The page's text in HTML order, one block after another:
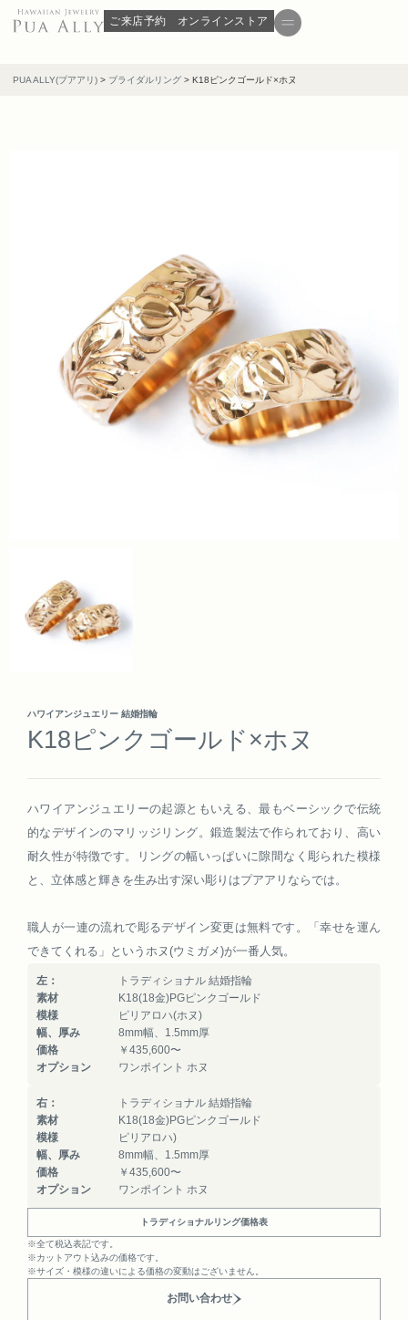
ご来店予約 オンラインストア
PUA ALLY(プアアリ) > ブライダルリング > K18ピンクゴールド×ホヌ
ハワイアンジュエリー 結婚指輪
K18ピンクゴールド×ホヌ
ハワイアンジュエリーの起源ともいえる、最もベーシックで伝統
的なデザインのマリッジリング。鍛造製法で作られており、高い
耐久性が特徴です。リングの幅いっぱいに隙間なく彫られた模様
と、立体感と輝きを生み出す深い彫りはプアアリならでは。
職人が一連の流れで彫るデザイン変更は無料です。「幸せを運ん
できてくれる」というホヌ(ウミガメ)が一番人気。
左：
トラディショナル 結婚指輪
素材
K18(18金)PGピンクゴールド
模様
ピリアロハ(ホヌ)
幅、厚み
8mm幅、1.5mm厚
価格
￥435,600〜
オプション
ワンポイント ホヌ
右：
トラディショナル 結婚指輪
素材
K18(18金)PGピンクゴールド
模様
ピリアロハ)
幅、厚み
8mm幅、1.5mm厚
価格
￥435,600〜
オプション
ワンポイント ホヌ
トラディショナルリング価格表
※全て税込表記です。
※カットアウト込みの価格です。
※サイズ・模様の違いによる価格の変動はございません。
お問い合わせ